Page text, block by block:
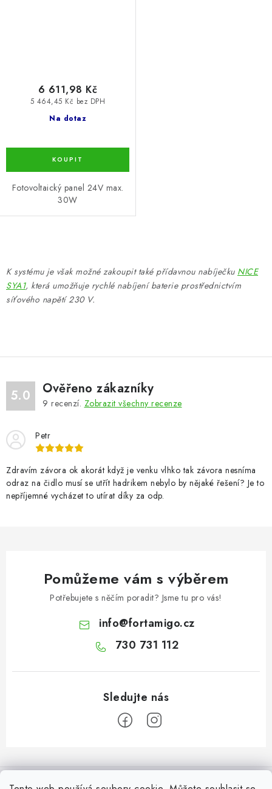
Na dotaz
5 464,45 Kč bez DPH
6 611,98 Kč
Fotovoltaický panel 24V max.
30W
v
l
á
í
p
v
k
y
ý
p
i
K systému je však možné zakoupit také přídavnou nabíječku NICE
SYA1, která umožňuje rychlé nabíjení baterie prostřednictvím
síťového napětí 230 V.
5.0 Ověřeno zákazníky
9 recenzí. Zobrazit všechny recenze
Petr
Zdravím závora ok akorát když je venku vlhko tak závora nesníma
odraz na čidlo musí se utřít hadrikem nebylo by nějaké řešení? Je to
nepříjemné vycházet to utírat díky za odp.
Pomůžeme vám s výběrem
Potřebujete s něčím poradit? Jsme tu pro vás!
info@fortamigo.cz
730 731 112
á
Informace pro Vás